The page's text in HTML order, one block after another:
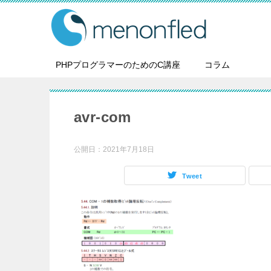
PHPプログラマーのためのC講座 コラム
avr-com
公開日： 2021年7月18日
Tweet